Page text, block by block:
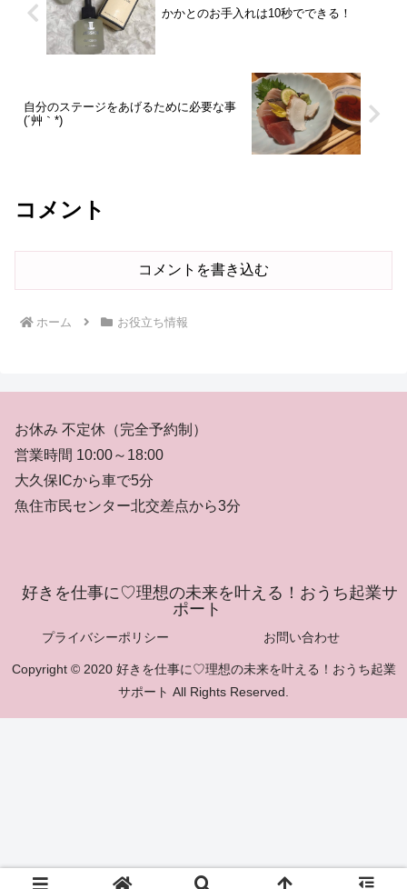
かかとのお手入れは10秒でできる！
自分のステージをあげるために必要な事
(´艸｀*)
コメント
コメントを書き込む
ホーム お役立ち情報
お休み 不定休（完全予約制）
営業時間 10:00～18:00
大久保ICから車で5分
魚住市民センター北交差点から3分
好きを仕事に♡理想の未来を叶える！おうち起業サ
ポート
プライバシーポリシー お問い合わせ
Copyright © 2020 好きを仕事に♡理想の未来を叶える！おうち起業
サポート All Rights Reserved.